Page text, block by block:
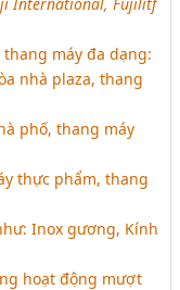
máy đa dạng:
nhà plaza, thang
phố, thang máy
thực phẩm, thang
Inox gương, Kính
hoạt động mượt